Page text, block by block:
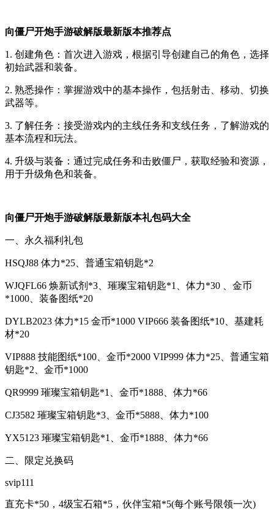
向僵尸开炮手游破解版最新版本推荐点
1. 创建角色：首次进入游戏，根据引导创建自己的角色，选择
初始武器和装备。
2. 熟悉操作：掌握游戏中的基本操作，包括射击、移动、切换
武器等。
3. 了解任务：接受游戏内的主线任务和支线任务，了解游戏的
基本流程和玩法。
4. 升级与装备：通过完成任务和击败僵尸，获取经验和资源，
用于升级角色和装备。
向僵尸开炮手游破解版最新版本礼包码大全
一、永久福利礼包
HSQJ88 体力*25、普通宝箱钥匙*2
WJQFL66 焕新试剂*3、璀璨宝箱钥匙*1、体力*30 、金币
*1000、装备图纸*20
DYLB2023 体力*15 金币*1000 VIP666 装备图纸*10、基建耗
材*20
VIP888 技能图纸*100、金币*2000 VIP999 体力*25、普通宝箱
钥匙*2、金币*1000
QR9999 璀璨宝箱钥匙*1、金币*1888、体力*66
CJ3582 璀璨宝箱钥匙*3、金币*5888、体力*100
YX5123 璀璨宝箱钥匙*1、金币*1888、体力*66
二、限定兑换码
svip111
直充卡*50，4级宝石箱*5，伙伴宝箱*5(每个账号限领一次)